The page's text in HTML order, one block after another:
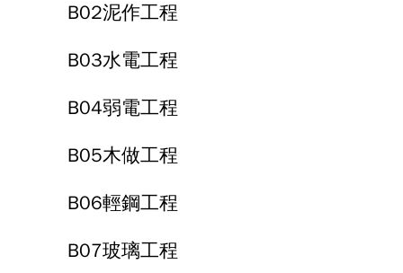
B02泥作工程
B03水電工程
B04弱電工程
B05木做工程
B06輕鋼工程
B07玻璃工程